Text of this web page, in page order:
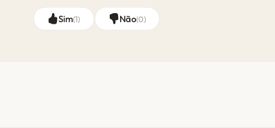
Sim(1) Não(0)